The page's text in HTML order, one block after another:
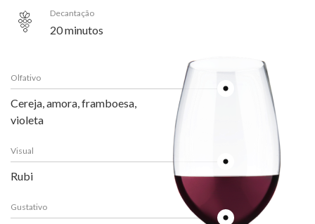
Decantação
20 minutos
Olfativo
Cereja, amora, framboesa,
violeta
Visual
Rubi
Gustativo